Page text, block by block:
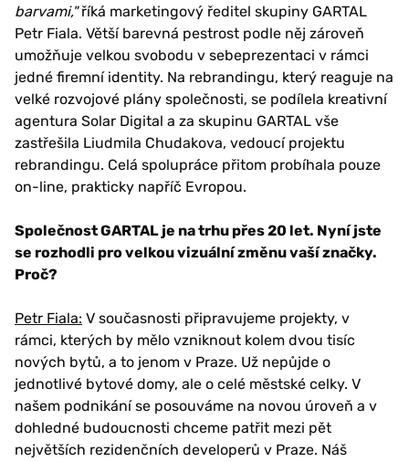
barvami,"říká marketingový ředitel skupiny GARTAL
Petr Fiala. Větší barevná pestrost podle něj zároveň
umožňuje velkou svobodu v sebeprezentaci v rámci
jedné firemní identity. Na rebrandingu, který reaguje na
velké rozvojové plány společnosti, se podílela kreativní
agentura Solar Digital a za skupinu GARTAL vše
zastřešila Liudmila Chudakova, vedoucí projektu
rebrandingu. Celá spolupráce přitom probíhala pouze
on-line, prakticky napříč Evropou.
Společnost GARTAL je na trhu přes 20 let. Nyní jste
se rozhodli pro velkou vizuální změnu vaší značky.
Proč?
Petr Fiala: V současnosti připravujeme projekty, v
rámci, kterých by mělo vzniknout kolem dvou tisíc
nových bytů, a to jenom v Praze. Už nepůjde o
jednotlivé bytové domy, ale o celé městské celky. V
našem podnikání se posouváme na novou úroveň a v
dohledné budoucnosti chceme patřit mezi pět
největších rezidenčních developerů v Praze. Náš